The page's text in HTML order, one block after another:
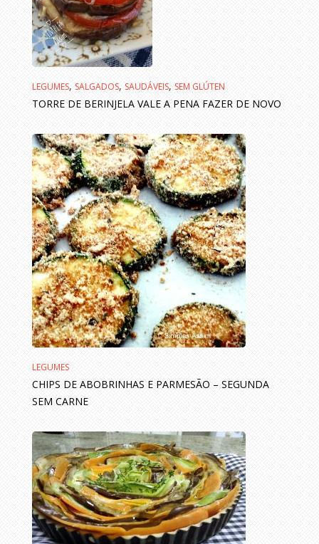
LEGUMES, SALGADOS, SAUDÁVEIS, SEM GLÚTEN
TORRE DE BERINJELA VALE A PENA FAZER DE NOVO
LEGUMES
CHIPS DE ABOBRINHAS E PARMESÃO – SEGUNDA
SEM CARNE